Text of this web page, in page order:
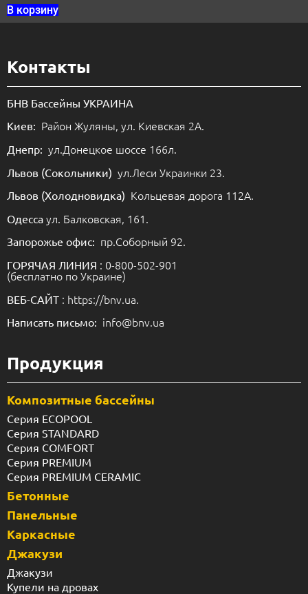
В корзину
Контакты
БНВ Бассейны УКРАИНА
Киев: Район Жуляны, ул. Киевская 2А.
Днепр: ул.Донецкое шоссе 166л.
Львов (Сокольники) ул.Леси Украинки 23.
Львов (Холодновидка) Кольцевая дорога 112А.
Одесса ул. Балковская, 161.
Запорожье офис: пр.Соборный 92.
ГОРЯЧАЯ ЛИНИЯ : 0-800-502-901
(бесплатно по Украине)
ВЕБ-САЙТ : https://bnv.ua.
Написать письмо: info@bnv.ua
Продукция
Композитные бассейны
Серия ECOPOOL
Серия STANDARD
Серия COMFORT
Серия PREMIUM
Серия PREMIUM CERAMIC
Бетонные
Панельные
Каркасные
Джакузи
Джакузи
Купели на дровах